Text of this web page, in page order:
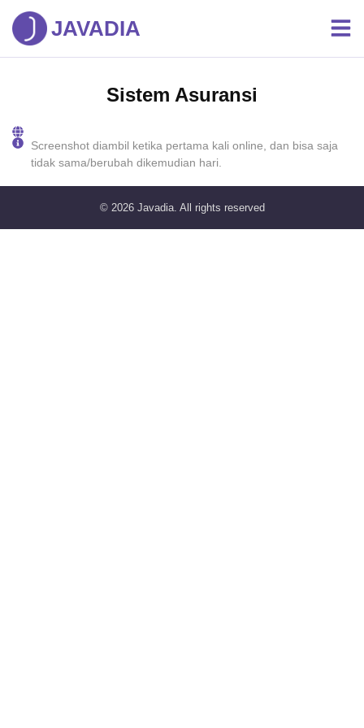
JAVADIA
Sistem Asuransi
Screenshot diambil ketika pertama kali online, dan bisa saja
tidak sama/berubah dikemudian hari.
© 2026 Javadia. All rights reserved